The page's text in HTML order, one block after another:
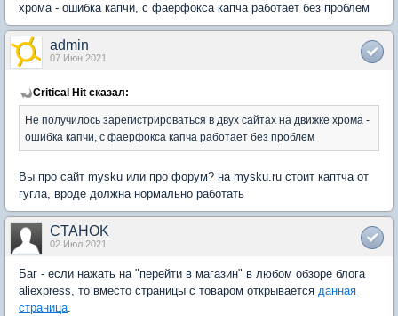
хрома - ошибка капчи, с фаерфокса капча работает без проблем
admin
07 Июн 2021
Critical Hit сказал:
Не получилось зарегистрироваться в двух сайтах на движке хрома -
ошибка капчи, с фаерфокса капча работает без проблем
Вы про сайт mysku или про форум? на mysku.ru стоит каптча от
гугла, вроде должна нормально работать
CTAHOK
02 Июл 2021
Баг - если нажать на "перейти в магазин" в любом обзоре блога
aliexpress, то вместо страницы с товаром открывается данная
страница.